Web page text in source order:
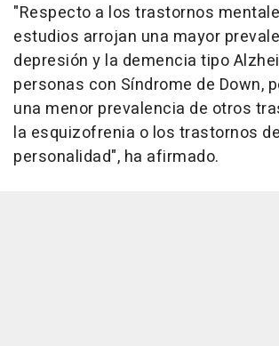
"Respecto a los trastornos
estudios arrojan una mayor
depresión y la demencia tipo
personas con Síndrome de Down,
una menor prevalencia de otros
la esquizofrenia o los trastornos de
personalidad", ha afirmado.